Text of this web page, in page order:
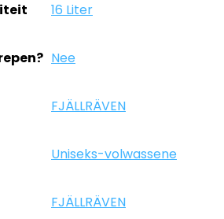
‎16 Liter
‎Nee
‎FJÄLLRÄVEN
‎Uniseks-volwassene
‎FJÄLLRÄVEN